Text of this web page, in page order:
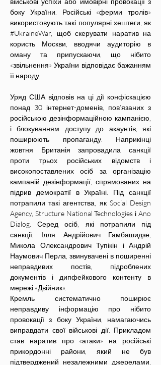
боку України. Російські «ферми тролів»
використовують такі популярні хештеги, як
#UkraineWar, щоб скерувати наратив на
користь Москви, вводячи аудиторію в
оману та припускаючи, що нібито
«звільнення» України відповідає бажанням
її народу.
Уряд США відповів на ці дії конфіскацією
понад 30 інтернет-доменів, пов’язаних з
російською дезінформаційною кампанією,
і блокуванням доступу до акаунтів, які
поширюють пропаганду. Наприкінці
жовтня Британія запровадила санкції
проти трьох російських відомств і
високопоставлених осіб за організацію
кампаній дезінформації, спрямованих на
підрив демократії в Україні. Під санкції
потрапили такі агентства, як Social Design
Agency, Structure National Technologies і Ano
Dialog. Серед осіб, які потрапили під
санкції, Ілля Андрійович Гамбашидзе,
Микола Олександрович Тупікін і Андрій
Наумович Перла, звинувачені в поширенні
неправдивих постів, підроблених
документів і дипфейкового контенту в
мережі «Двійник».
Кремль систематично поширює
неправдиву інформацію про нібито
провокації з боку України, намагаючись
виправдати свої військові дії. Прикладом
став наратив про «атаки» на російські
прикордонні райони, який не був
підтверджений незалежними джерелами,